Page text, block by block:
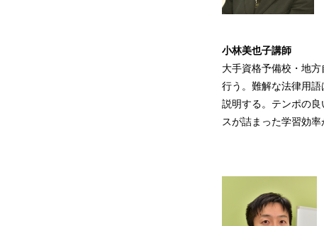
小林美也子講師
大手資格予備校・地
行う。難解な法律用
説明する。テンポの
スが詰まった学習効率